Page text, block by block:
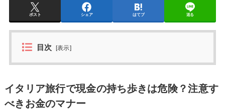
ポスト シェア はてブ 送る
目次 [表示]
イタリア旅行で現金の持ち歩きは危険？注意す
べきお金のマナー